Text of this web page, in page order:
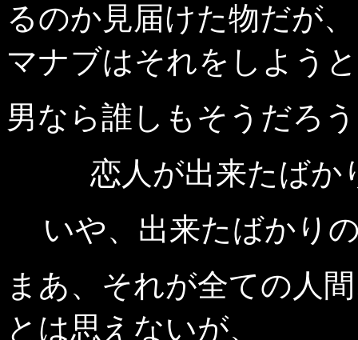
るのか見届けた物だが、
マナブはそれをしよう
男なら誰しもそうだろ
恋人が出来たばか
いや、出来たばかり
まあ、それが全ての人
とは思えないが、